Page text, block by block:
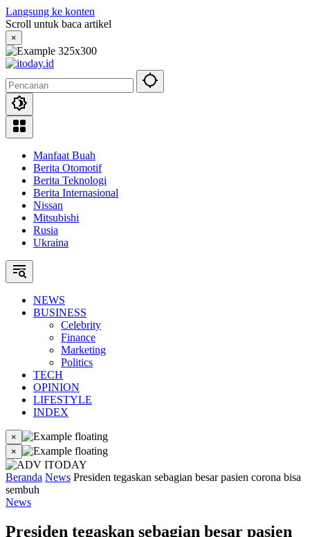
Langsung ke konten
Scroll untuk baca artikel
×
Manfaat Buah
Berita Otomotif
Berita Teknologi
Berita Internasional
Nissan
Mitsubishi
Rusia
Ukraina
NEWS
BUSINESS
Celebrity
Finance
Marketing
Politics
TECH
OPINION
LIFESTYLE
INDEX
×
×
Beranda News Presiden tegaskan sebagian besar pasien corona bisa
sembuh
News
Presiden tegaskan sebagian besar pasien